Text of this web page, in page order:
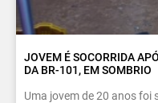
JOVEM É SOCORRIDA
DA BR-101, EM SOMBRIO
Uma jovem de 20 anos foi